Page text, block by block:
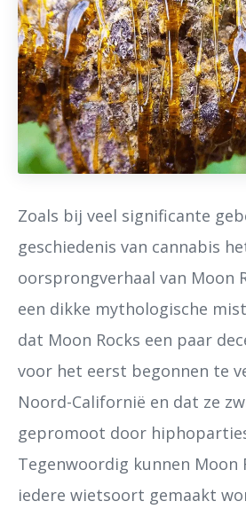
Zoals bij veel significante
geschiedenis van cannabis
oorsprongverhaal van Moon
een dikke mythologische
dat Moon Rocks een paar
voor het eerst begonnen te
Noord-Californië en dat ze
gepromoot door
Tegenwoordig kunnen Moon
iedere wietsoort gemaakt